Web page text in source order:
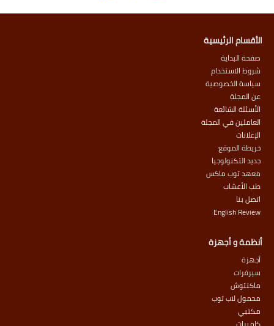
الأقسام الرئيسية
صفحة البداية
شروط الاستخدام
سياسة الخصوصية
عن المجلة
الأسئلة الشائعة
العاملين في المجلة
الإعلانات
خريطة الموقع
جديد التكنولوجيا
معهد توب ماكس
طب الأعشاب
اتصل بنا
English Review
أنظمة و أجهزة
أجهزة
سيرفرات
ماكنتوش
محمول لاب توب
مكتبي